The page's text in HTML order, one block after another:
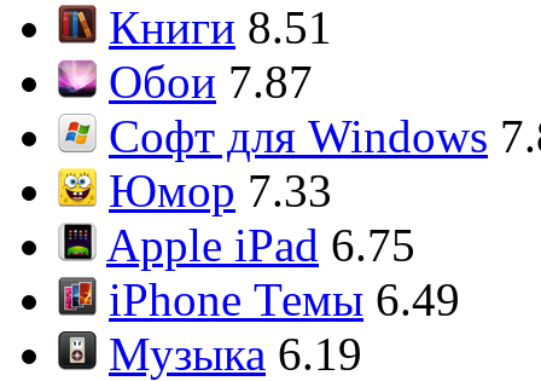
Книги 8.51
Обои 7.87
Софт для Windows
Юмор 7.33
Apple iPad 6.75
iPhone Темы 6.49
Музыка 6.19